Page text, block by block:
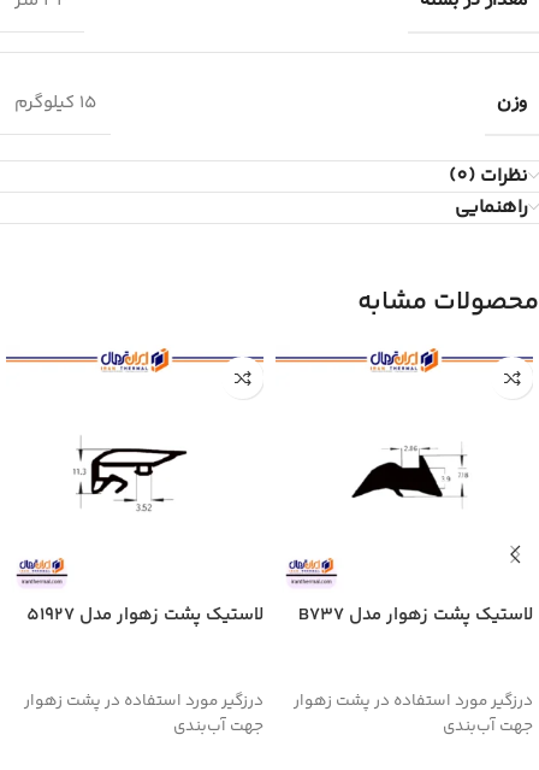
وزن ۱۵ کیلوگرم
نظرات (0)
راهنمایی
محصولات مشابه
لاستیک پشت زهوار مدل B737
درزگیر مورد استفاده در پشت زهوار
جهت آب‌بندی
لاستیک پشت زهوار مدل 51927
درزگیر مورد استفاده در پشت زهوار
جهت آب‌بندی